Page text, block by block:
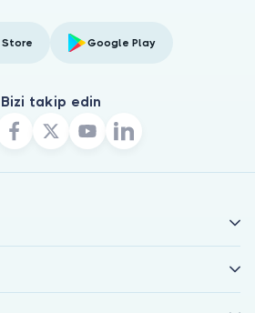
Google Play
Bizi takip edin